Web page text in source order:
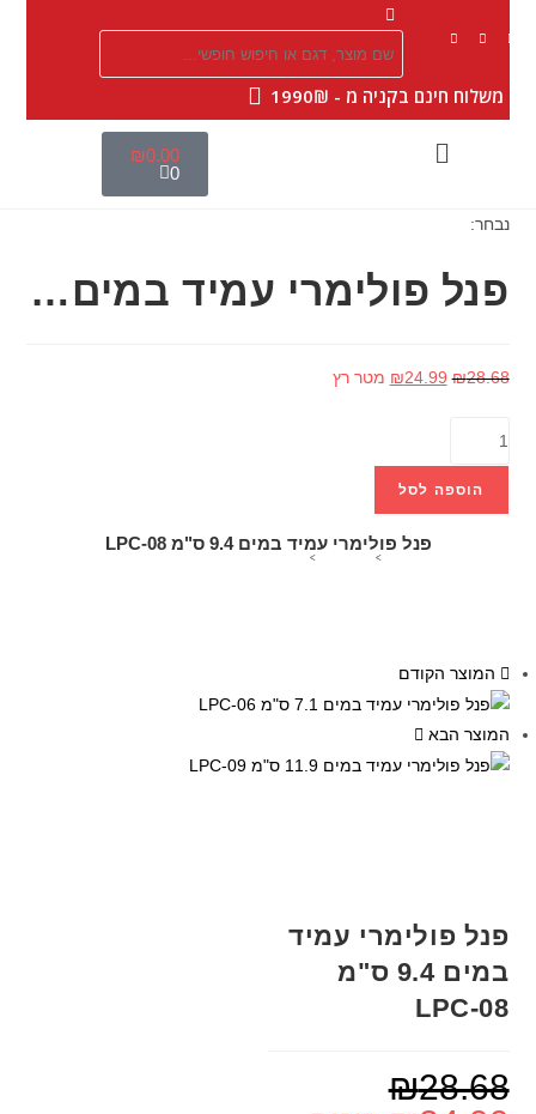
משלוח חינם בקניה מ - 1990₪
₪0.00
0
נבחר:
פנל פולימרי עמיד במים…
₪28.68
₪24.99 מטר רץ
הוספה לסל
פנל פולימרי עמיד במים 9.4 ס"מ LPC-08
>
>
המוצר הקודם
המוצר הבא
פנל פולימרי עמיד
במים 9.4 ס"מ
LPC-08
₪28.68